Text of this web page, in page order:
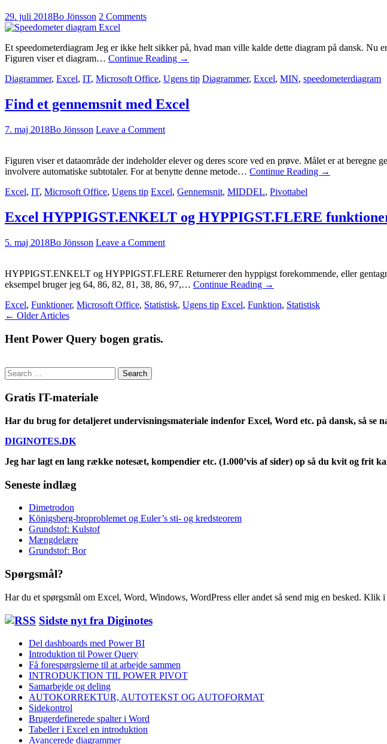
29. juli 2018Bo Jönsson 2 Comments
Et speedometerdiagram Jeg er ikke helt sikker på, hvad man ville kalde dette diagram på dansk. Nu
Figuren viser et diagram… Continue Reading →
Diagrammer, Excel, IT, Microsoft Office, Ugens tip Diagrammer, Excel, MIN, speedometerdiagram
Find et gennemsnit med Excel
7. maj 2018Bo Jönsson Leave a Comment
Figuren viser et dataområde der indeholder elever og deres score ved en prøve. Målet er at
involvere automatiske subtotaler. For at benytte denne metode… Continue Reading →
Excel, IT, Microsoft Office, Ugens tip Excel, Gennemsnit, MIDDEL, Pivottabel
Excel HYPPIGST.ENKELT og HYPPIGST.FLERE
5. maj 2018Bo Jönsson Leave a Comment
HYPPIGST.ENKELT og HYPPIGST.FLERE Returnerer den hyppigst forekommende, eller
eksempel bruger jeg 64, 86, 82, 81, 38, 86, 97,… Continue Reading →
Excel, Funktioner, Microsoft Office, Statistisk, Ugens tip Excel, Funktion, Statistisk
Post
← Older Articles
Hent Power Query bogen gratis.
Search
for:
Gratis IT-materiale
Har du brug for detaljeret undervisningsmateriale indenfor Excel, Word etc. på dansk, så se
DIGINOTES.DK
Jeg har lagt en lang række notesæt, kompendier etc. (1.000’vis af sider) op så du kvit og frit
Seneste indlæg
Dimetrodon
Königsberg-broproblemet og Euler’s sti- og kredsteorem
Grundstof: Kulstof
Mængdelære
Grundstof: Bor
Spørgsmål?
Har du et spørgsmål om Excel, Word, Windows, WordPress eller andet så send mig en besked. Klik
Sidste nyt fra Diginotes
Del dashboards med Power BI
Introduktion til Power Query
Få forespørgslerne til at arbejde sammen
INTRODUKTION TIL POWER PIVOT
Samarbejde og deling
AUTOKORREKTUR, AUTOTEKST OG AUTOFORMAT
Sidekontrol
Brugerdefinerede spalter i Word
Tabeller i Excel en introduktion
Avancerede diagrammer